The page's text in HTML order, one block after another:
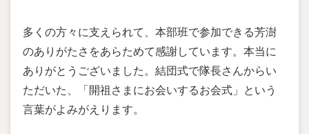
多くの方々に支えられて、本部班で参加できる芳澍
のありがたさをあらためて感謝しています。本当に
ありがとうございました。結団式で隊長さんからい
ただいた、「開祖さまにお会いするお会式」という
言葉がよみがえります。